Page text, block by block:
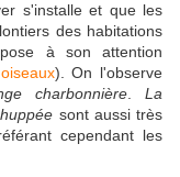
s'installe et que les
des habitations
à son attention
). On l'observe
charbonnière
La
sont aussi très
cependant les